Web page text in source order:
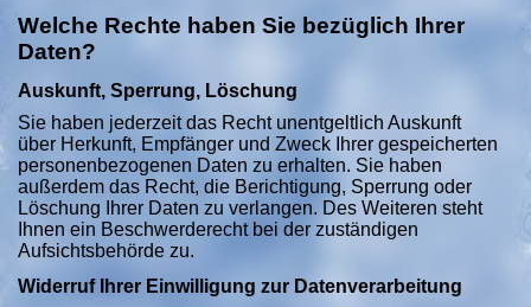
Welche Rechte haben Sie bezüglich Ihrer
Daten?
Auskunft, Sperrung, Löschung
Sie haben jederzeit das Recht unentgeltlich Auskunft
über Herkunft, Empfänger und Zweck Ihrer gespeicherten
personenbezogenen Daten zu erhalten. Sie haben
außerdem das Recht, die Berichtigung, Sperrung oder
Löschung Ihrer Daten zu verlangen. Des Weiteren steht
Ihnen ein Beschwerderecht bei der zuständigen
Aufsichtsbehörde zu.
Widerruf Ihrer Einwilligung zur Datenverarbeitung